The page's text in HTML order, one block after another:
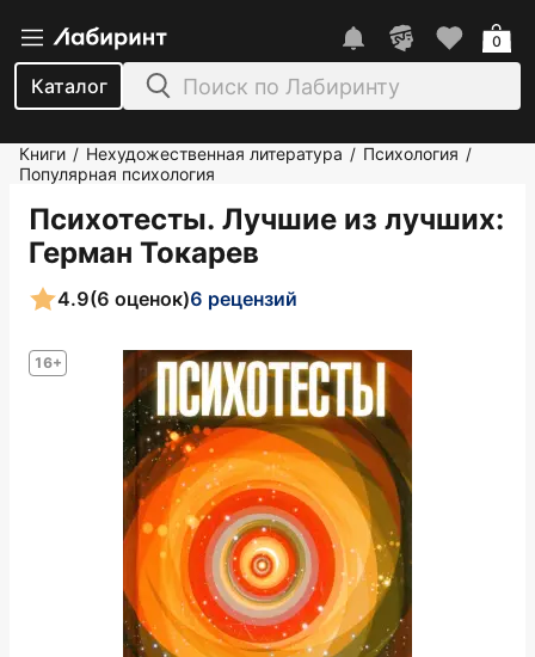
Каталог
0
Книги / Нехудожественная литература / Психология /
Популярная психология
Психотесты. Лучшие из лучших:
Герман Токарев
16+
4.9(6 оценок)6 рецензий